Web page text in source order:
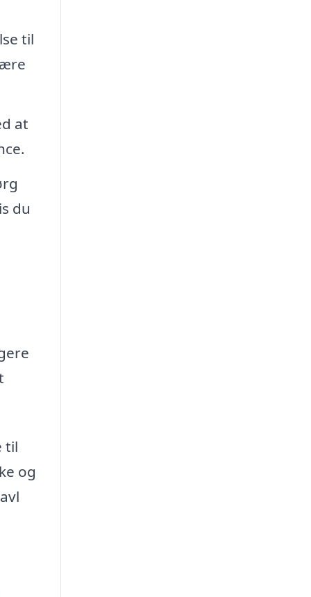
til
at
du
til
og